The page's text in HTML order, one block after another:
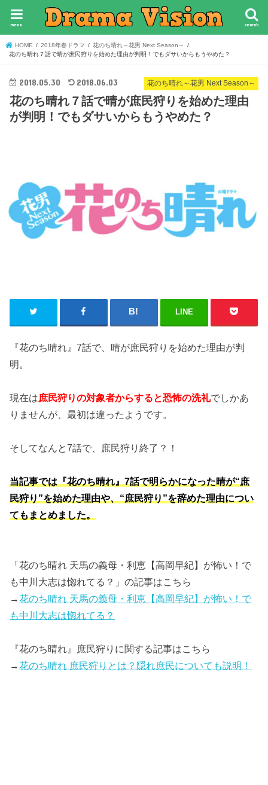
search
menu
HOME 2018年春ドラマ
花のち晴れ～花男 Next Season～
花のち晴れ７話で晴が庶民狩りを始めた理由が判明！でもダサいからもうやめた？
花のち晴れ～花男 Next Season～
2018.05.30 2018.06.03
花のち晴れ７話で晴が庶民狩りを始めた理由
が判明！でもダサいからもうやめた？
LINE
『花のち晴れ』7話で、晴が庶民狩りを始めた理由が判
明。
現在は庶民狩りの対象者からすると恐怖の洗礼でしかあ
りませんが、最初は違ったようです。
そしてなんと7話で、庶民狩り終了？！
当記事では『花のち晴れ』7話で明らかになった晴が“庶
民狩り”を始めた理由や、“庶民狩り”を辞めた理由につい
てもまとめました。
「花のち晴れ 天馬の義母・利恵【高岡早紀】が怖い！で
も中川大志は惚れてる？」の記事はこちら
→花のち晴れ 天馬の義母・利恵【高岡早紀】が怖い！で
も中川大志は惚れてる？
『花のち晴れ』庶民狩りに関する記事はこちら
→花のち晴れ 庶民狩りとは？隠れ庶民についても説明！